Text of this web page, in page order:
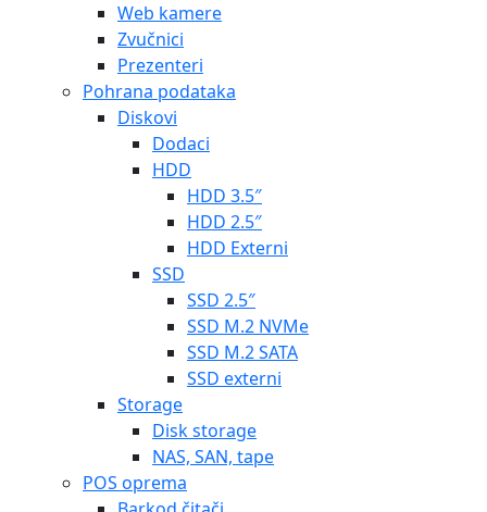
Web kamere
Zvučnici
Prezenteri
Pohrana podataka
Diskovi
Dodaci
HDD
HDD 3.5″
HDD 2.5″
HDD Externi
SSD
SSD 2.5″
SSD M.2 NVMe
SSD M.2 SATA
SSD externi
Storage
Disk storage
NAS, SAN, tape
POS oprema